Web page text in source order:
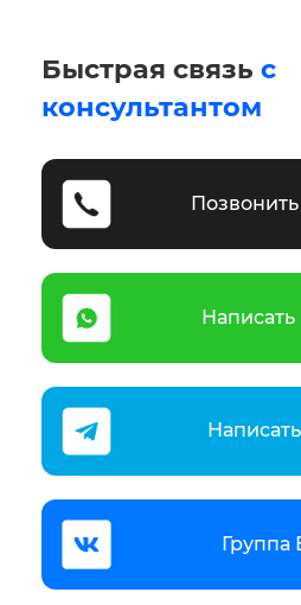
Быстрая связь с
консультантом
Группа